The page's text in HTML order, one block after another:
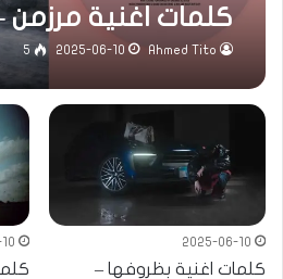
كلمات اغنية
Ahmed Tito
2025-06-10
5
2025-06-10
كلمات اغنية بظروفها –